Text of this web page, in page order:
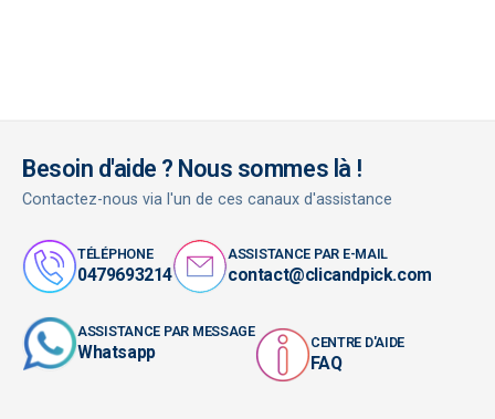
Besoin d'aide ? Nous sommes là !
Contactez-nous via l'un de ces canaux d'assistance
TÉLÉPHONE
0479693214
ASSISTANCE PAR E-MAIL
contact@clicandpick.com
ASSISTANCE PAR MESSAGE
Whatsapp CENTRE D'AIDE
FAQ